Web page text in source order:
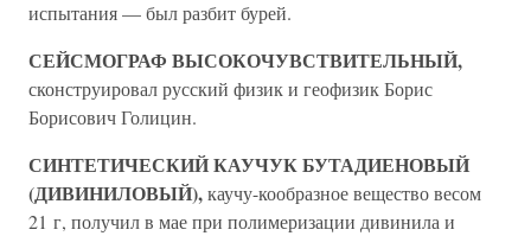
испытания — был разбит бурей.
СЕЙСМОГРАФ ВЫСОКОЧУВСТВИТЕЛЬНЫЙ,
сконструировал русский физик и геофизик Борис
Борисович Голицин.
СИНТЕТИЧЕСКИЙ КАУЧУК БУТАДИЕНОВЫЙ
(ДИВИНИЛОВЫЙ),каучу-кообразное вещество весом
21 г, получил в мае при полимеризации дивинила и